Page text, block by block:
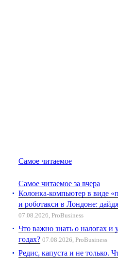
Самое читаемое
Самое читаемое за вчера
Колонка-компьютер в виде
и роботакси в Лондоне:
07.08.2026, ProBusiness
Что важно знать о налогах
годах? 07.08.2026, ProBusiness
Редис, капуста и не только.